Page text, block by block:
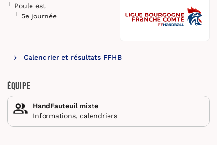
Poule est
5e journée
Calendrier et résultats FFHB
Équipe
HandFauteuil mixte
Informations, calendriers